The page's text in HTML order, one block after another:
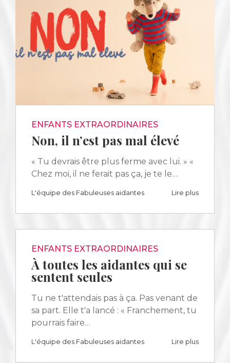
ENFANTS EXTRAORDINAIRES
Non, il n’est pas mal élevé
« Tu devrais être plus ferme avec lui. » «
Chez moi, il ne ferait pas ça, je te le…
L'équipe des Fabuleuses aidantes Lire plus
ENFANTS EXTRAORDINAIRES
À toutes les aidantes qui se
sentent seules
Tu ne t'attendais pas à ça. Pas venant de
sa part. Elle t'a lancé : « Franchement, tu
pourrais faire…
L'équipe des Fabuleuses aidantes Lire plus